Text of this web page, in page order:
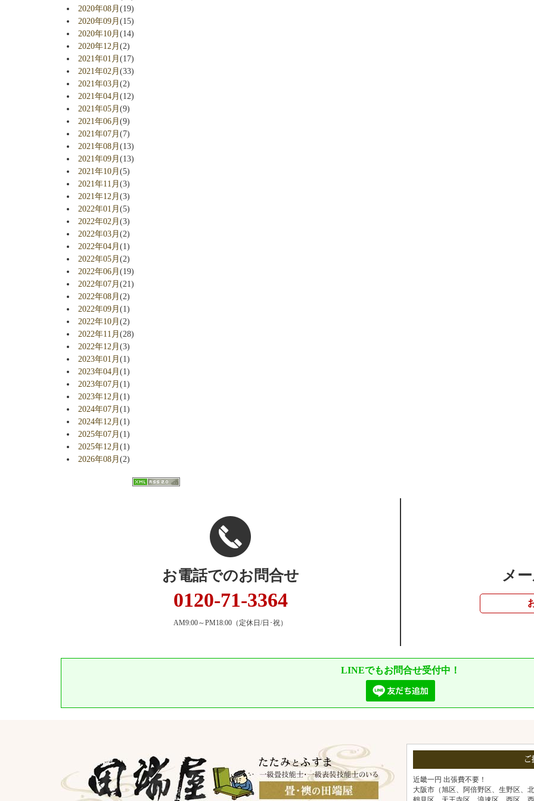
2020年08月(19)
2020年09月(15)
2020年10月(14)
2020年12月(2)
2021年01月(17)
2021年02月(33)
2021年03月(2)
2021年04月(12)
2021年05月(9)
2021年06月(9)
2021年07月(7)
2021年08月(13)
2021年09月(13)
2021年10月(5)
2021年11月(3)
2021年12月(3)
2022年01月(5)
2022年02月(3)
2022年03月(2)
2022年04月(1)
2022年05月(2)
2022年06月(19)
2022年07月(21)
2022年08月(2)
2022年09月(1)
2022年10月(2)
2022年11月(28)
2022年12月(3)
2023年01月(1)
2023年04月(1)
2023年07月(1)
2023年12月(1)
2024年07月(1)
2024年12月(1)
2025年07月(1)
2025年12月(1)
2026年08月(2)
お電話でのお問合せ
0120-71-3364
AM9:00～PM18:00 （定休日/日･祝）
メ
LINEでもお問合せ受付中！
近畿一円 出張費不要！
大阪市（旭区、阿倍野区、生野区、